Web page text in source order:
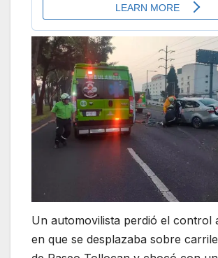
Un automovilista perdió el control
en que se desplazaba sobre